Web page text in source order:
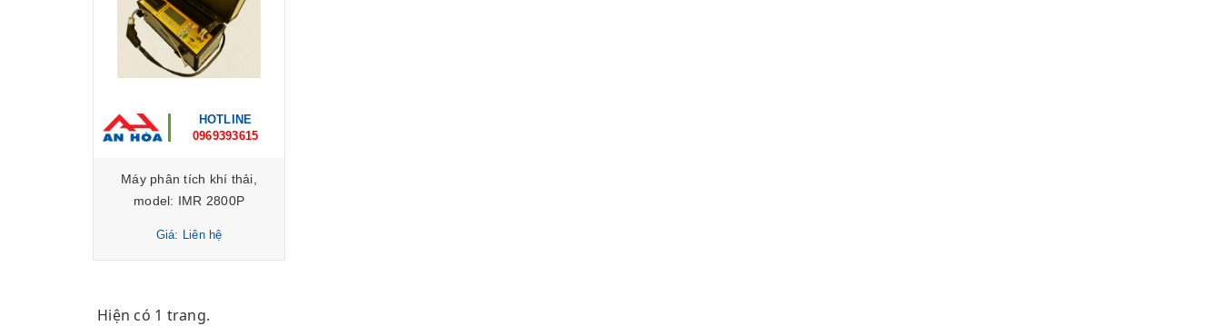
HOTLINE
0969393615
Máy phân tích khí thải,
model: IMR 2800P
Giá: Liên hệ
Hiện có 1 trang.